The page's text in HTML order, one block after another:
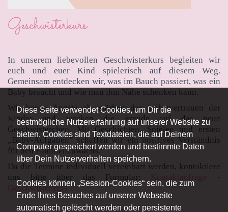
Diese Seite verwendet Cookies, um Dir die
bestmögliche Nutzererfahrung auf unserer Website zu
bieten. Cookies sind Textdateien, die auf Deinem
Computer gespeichert werden und bestimmte Daten
über Dein Nutzerverhalten speichern.
Cookies können „Session-Cookies“ sein, die zum
Ende Ihres Besuches auf unserer Webseite
automatisch gelöscht werden oder persistente
Geschwisterkurs
In unserem liebevollen Geschwisterkurs begleiten wir
euch und euer Kind spielerisch auf diesem Weg.
Gemeinsam entdecken wir, was im Bauch passiert, was ein
Baby braucht und wie man ihm Nähe schenken kann.
Wir bauen Ängste ab, stärken das Selbstvertrauen der
Kinder und wecken die Freude auf das neue
Geschwisterchen. Mit Geschichten, Spielen und ersten
„Baby-Aufgaben” schaffen wir ein positives Verständnis
für den Familienzuwachs.“
Da die Termine individuell vereinbart werden, kontaktiere
uns bitte über das Formular:
Geschwisterkurs